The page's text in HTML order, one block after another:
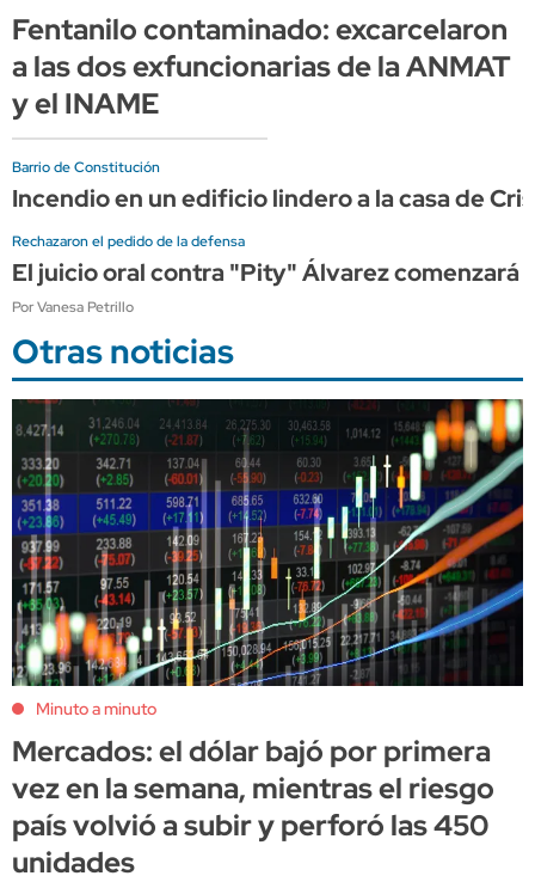
Fentanilo contaminado: excarcelaron
a las dos exfuncionarias de la ANMAT
y el INAME
Barrio de Constitución
Incendio en un edificio lindero a la casa de
Rechazaron el pedido de la defensa
El juicio oral contra "Pity" Álvarez comenzará
Por Vanesa Petrillo
Otras noticias
Minuto a minuto
Mercados: el dólar bajó por primera
vez en la semana, mientras el riesgo
país volvió a subir y perforó las 450
unidades